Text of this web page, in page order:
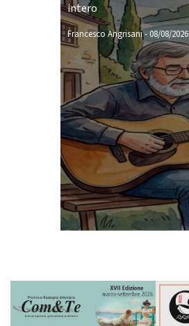
intero
Francesco Angrisani-08/08/2026